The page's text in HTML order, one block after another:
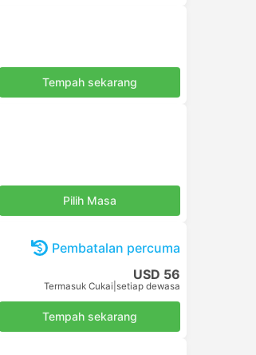
kenderaan, semua termasuk
Tempah sekarang
Pilih Masa
Pembatalan percuma
USD 56
Termasuk Cukai setiap dewasa
Tempah sekarang